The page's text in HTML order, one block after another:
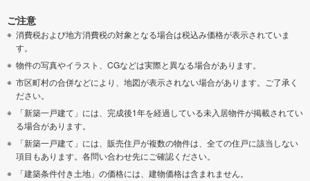
ご注意
消費税および地方消費税の対象となる場合は税込み価格が表示されていま
す。
物件の写真やイラスト、CGなどは実際と異なる場合があります。
市区町村の合併などにより、地図が表示されない場合があります。ご了承く
ださい。
「新築一戸建て」には、完成後1年を経過している未入居物件が掲載されてい
る場合があります。
「新築一戸建て」には、販売住戸が複数の物件は、全ての住戸に該当しない
項目もあります。各問い合わせ先にご確認ください。
「建築条件付き土地」の価格には、建物価格は含まれません。